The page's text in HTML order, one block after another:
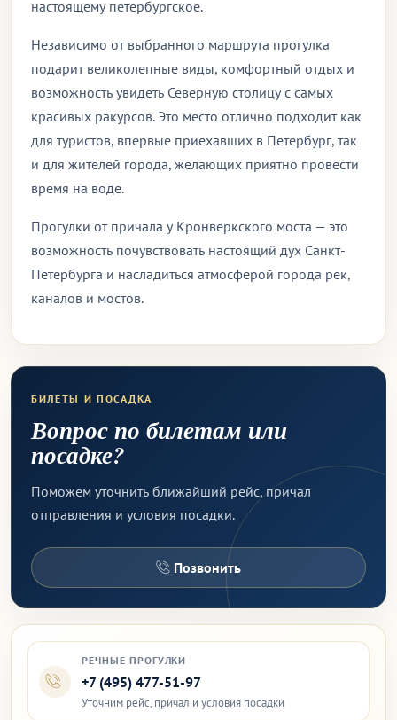
настоящему петербургское.
Независимо от выбранного маршрута прогулка
подарит великолепные виды, комфортный отдых и
возможность увидеть Северную столицу с самых
красивых ракурсов. Это место отлично подходит как
для туристов, впервые приехавших в Петербург, так
и для жителей города, желающих приятно провести
время на воде.
Прогулки от причала у Кронверкского моста — это
возможность почувствовать настоящий дух Санкт-
Петербурга и насладиться атмосферой города рек,
каналов и мостов.
БИЛЕТЫ И ПОСАДКА
Вопрос по билетам или
посадке?
Поможем уточнить ближайший рейс, причал
отправления и условия посадки.
Позвонить
РЕЧНЫЕ ПРОГУЛКИ
+7 (495) 477-51-97
Уточним рейс, причал и условия посадки